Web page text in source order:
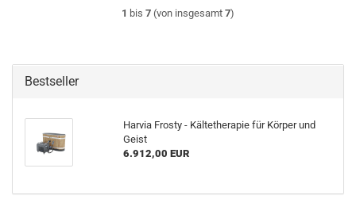
1 bis 7 (von insgesamt 7)
Bestseller
Harvia Frosty - Kältetherapie für Körper und
Geist
6.912,00 EUR